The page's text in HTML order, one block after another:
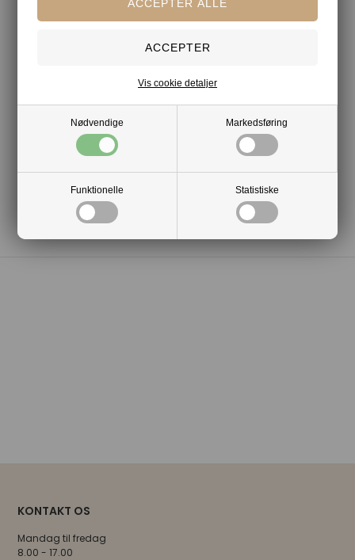
Nødvendige Markedsføring
Funktionelle Statistiske
Vis cookie detaljer
KONTAKT OS
Mandag til fredag
8.00 - 17.00